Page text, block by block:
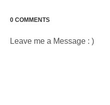
0 COMMENTS
Leave me a Message : )